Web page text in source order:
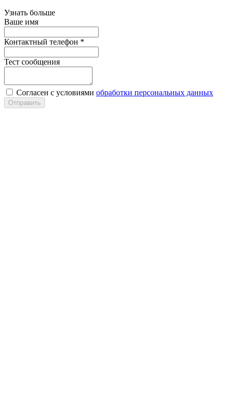
Узнать больше
Ваше имя
Контактный телефон *
Тест сообщения
Согласен с условиями обработки персональных данных
Отправить